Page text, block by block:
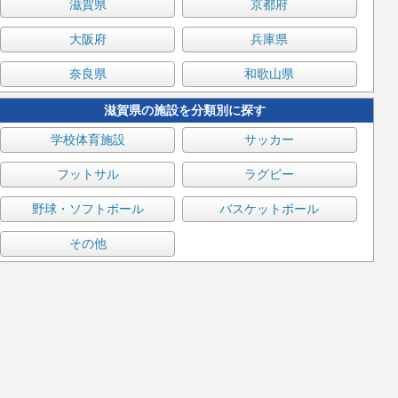
滋賀県 京都府
大阪府 兵庫県
奈良県 和歌山県
滋賀県の施設を分類別に探す
学校体育施設 サッカー
フットサル ラグビー
野球・ソフトボール バスケットボール
その他